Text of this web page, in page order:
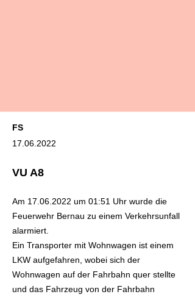
FS
17.06.2022
VU A8
Am 17.06.2022 um 01:51 Uhr wurde die
Feuerwehr Bernau zu einem Verkehrsunfall
alarmiert.
Ein Transporter mit Wohnwagen ist einem
LKW aufgefahren, wobei sich der
Wohnwagen auf der Fahrbahn quer stellte
und das Fahrzeug von der Fahrbahn